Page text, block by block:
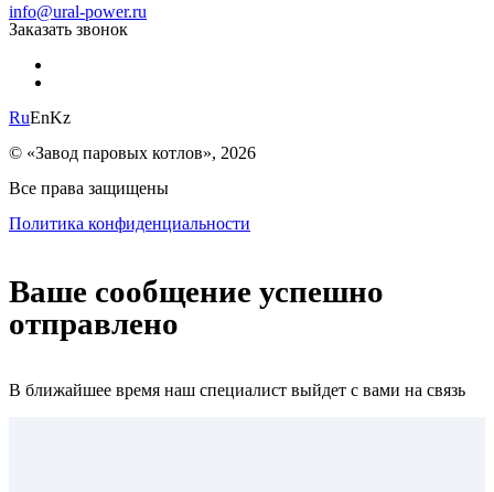
info@ural-power.ru
Заказать звонок
RuEnKz
© «Завод паровых котлов», 2026
Все права защищены
Политика конфиденциальности
Ваше сообщение успешно
отправлено
В ближайшее время наш специалист выйдет с вами на связь